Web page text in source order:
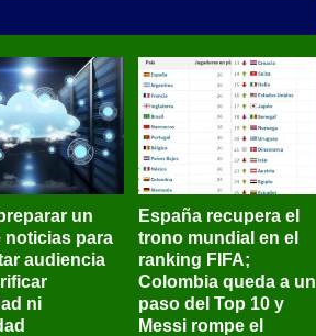
un
noticias para
audiencia
ni
España recupera el
trono mundial en el
ranking FIFA;
Colombia queda a un
paso del Top 10 y
Messi rompe el